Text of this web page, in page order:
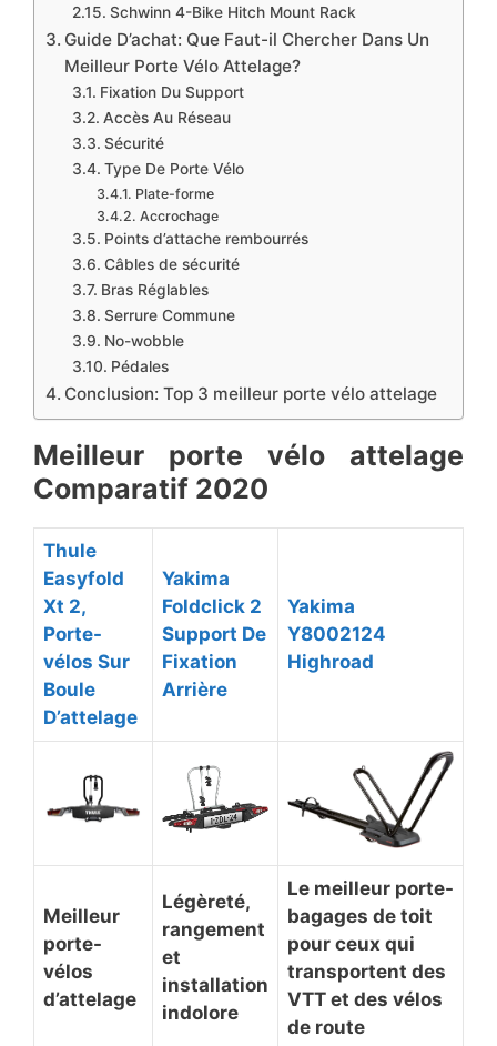
​​Schwinn 4-Bike Hitch Mount Rack
​Guide D’achat: Que Faut-il Chercher Dans Un
Meilleur Porte Vélo Attelage?
​Fixation Du Support
​Accès Au Réseau
​Sécurité
Type De Porte Vélo
Plate-forme
​Accrochage
Points d’attache rembourrés
Câbles de sécurité
Bras Réglables
Serrure Commune
No-wobble
​Pédales
Conclusion: Top 3 meilleur porte vélo attelage
​Meilleur porte vélo attelage
Comparatif 2020
​Thule
Easyfold
Xt 2,
Porte-
vélos Sur
Boule
D’attelage
​Yakima
Foldclick 2
Support De
Fixation
Arrière
​Yakima
Y8002124
Highroad
​Meilleur
porte-
vélos
d’attelage
​Légèreté,
rangement
et
installation
indolore
​Le meilleur porte-
bagages de toit
pour ceux qui
transportent des
VTT et des vélos
de route